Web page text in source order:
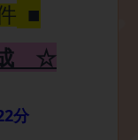
■
☆
分